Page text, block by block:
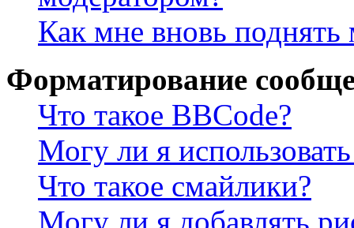
Как мне вновь
Форматирование
Что такое BBCode?
Могу ли я
Что такое смайлики?